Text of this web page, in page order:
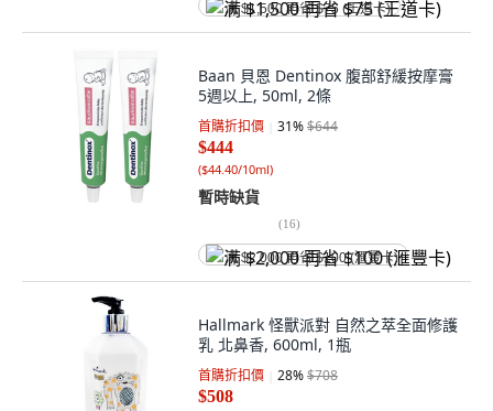
满 $1,500 再省 $75 (王道卡)
Baan 貝恩 Dentinox 腹部舒緩按摩膏
5週以上, 50ml, 2條
首購折扣價 31%$644
$444
($44.40/10ml)
暫時缺貨
(16)
满 $2,000 再省 $100 (滙豐卡)
Hallmark 怪獸派對 自然之萃全面修護
乳 北鼻香, 600ml, 1瓶
首購折扣價 28%$708
$508